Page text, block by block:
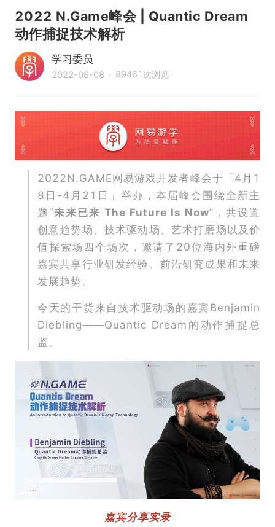
2022 N.Game峰会 | Quantic Dream
动作捕捉技术解析
学习委员
2022-06-08 · 89461 次浏览
2022N.GAME网易游戏开发者峰会于「4月1
8日-4月21日」举办，本届峰会围绕全新主
题“未来已来 The Future Is Now”，共设置
创意趋势场、技术驱动场、艺术打磨场以及价
值探索场四个场次，邀请了20位海内外重磅
嘉宾共享行业研发经验、前沿研究成果和未来
发展趋势。
今天的干货来自技术驱动场的嘉宾Benjamin
Diebling——Quantic Dream的动作捕捉总
监。
嘉宾分享实录